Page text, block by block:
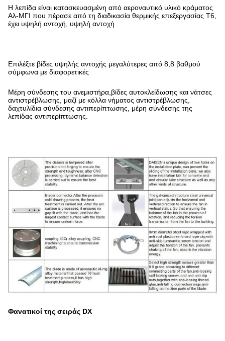
Η λεπίδα είναι κατασκευασμένη από αεροναυτικό υλικό κράματος
Αλ-ΜΓΙ που πέρασε από τη διαδικασία θερμικής επεξεργασίας Τ6,
έχει υψηλή αντοχή, υψηλή αντοχή
Επιλέξτε βίδες υψηλής αντοχής μεγαλύτερες από 8,8 βαθμού
σύμφωνα με διαφορετικές
Μέρη σύνδεσης του ανεμιστήρα,βίδες αυτοκλείδωσης και νάτσες
αντιστρέβλωσης, μαζί με κόλλα νήματος αντιστρέβλωσης,
δαχτυλίδια σύνδεσης αντιπερίπτωσης, μέρη σύνδεσης της
λεπίδας αντιπερίπτωσης.
Φανατικοί της σειράς DX